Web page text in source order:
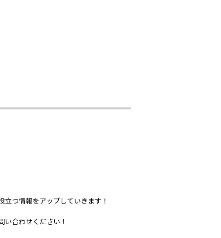
つ情報をアップしていきます！
合わせください！